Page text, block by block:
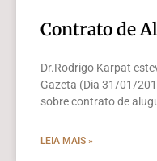
Contrato de
Dr.Rodrigo Karpat
Gazeta (Dia 31/01/
sobre contrato de
LEIA MAIS »